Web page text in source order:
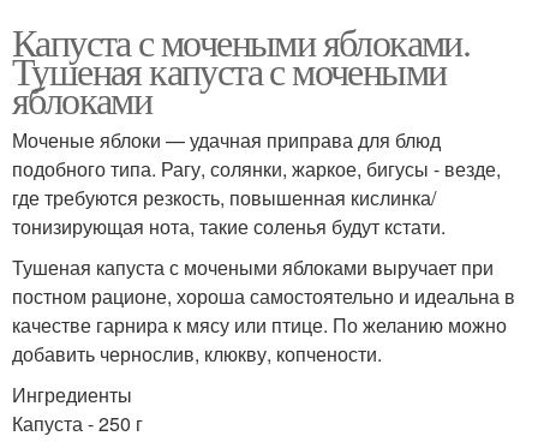
Капуста с мочеными яблоками.
Тушеная капуста с мочеными
яблоками
Моченые яблоки — удачная приправа для блюд
подобного типа. Рагу, солянки, жаркое, бигусы - везде,
где требуются резкость, повышенная кислинка/
тонизирующая нота, такие соленья будут кстати.
Тушеная капуста с мочеными яблоками выручает при
постном рационе, хороша самостоятельно и идеальна в
качестве гарнира к мясу или птице. По желанию можно
добавить чернослив, клюкву, копчености.
Ингредиенты
Капуста - 250 г